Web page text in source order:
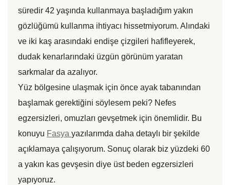
süredir 42 yaşında kullanmaya başladığım yakın
gözlüğümü kullanma ihtiyacı hissetmiyorum. Alındaki
ve iki kaş arasındaki endişe çizgileri hafifleyerek,
dudak kenarlarındaki üzgün görünüm yaratan
sarkmalar da azalıyor.
Yüz bölgesine ulaşmak için önce ayak tabanından
başlamak gerektiğini söylesem peki? Nefes
egzersizleri, omuzları gevşetmek için önemlidir. Bu
konuyu Fasya yazılarımda daha detaylı bir şekilde
açıklamaya çalışıyorum. Sonuç olarak biz yüzdeki 60
a yakın kas gevşesin diye üst beden egzersizleri
yapıyoruz.